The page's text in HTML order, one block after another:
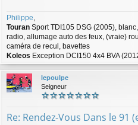
e
Philippe,
Touran Sport TDI105 DSG (2005),
radio, allumage auto des feux, (vraie)
caméra de recul, bavettes
Koleos Exception DCI150 4x4 BVA
lepoulpe
Seigneur
Re: Rendez-Vous Dans le 91